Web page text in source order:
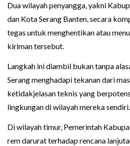
Dua wilayah penyangga, yakni
dan Kota Serang Banten, secara
tegas untuk menghentikan atau
kiriman tersebut.
Langkah ini diambil bukan tanpa
Serang menghadapi tekanan dari
ketidakjelasan teknis yang
lingkungan di wilayah mereka sendiri.
Di wilayah timur, Pemerintah
rem darurat terhadap rencana